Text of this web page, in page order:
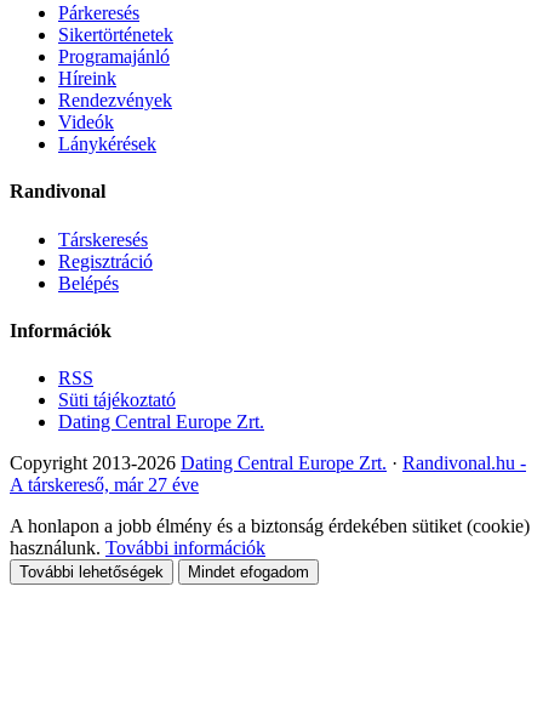
Párkeresés
Sikertörténetek
Programajánló
Híreink
Rendezvények
Videók
Lánykérések
Randivonal
Társkeresés
Regisztráció
Belépés
Információk
RSS
Süti tájékoztató
Dating Central Europe Zrt.
Copyright 2013-2026 Dating Central Europe Zrt. · Randivonal.hu -
A társkereső, már 27 éve
A honlapon a jobb élmény és a biztonság érdekében sütiket (cookie)
használunk. További információk
További lehetőségek Mindet efogadom